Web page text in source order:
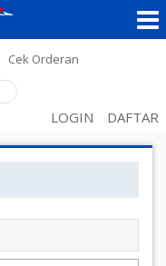
Cek Orderan
LOGIN DAFTAR